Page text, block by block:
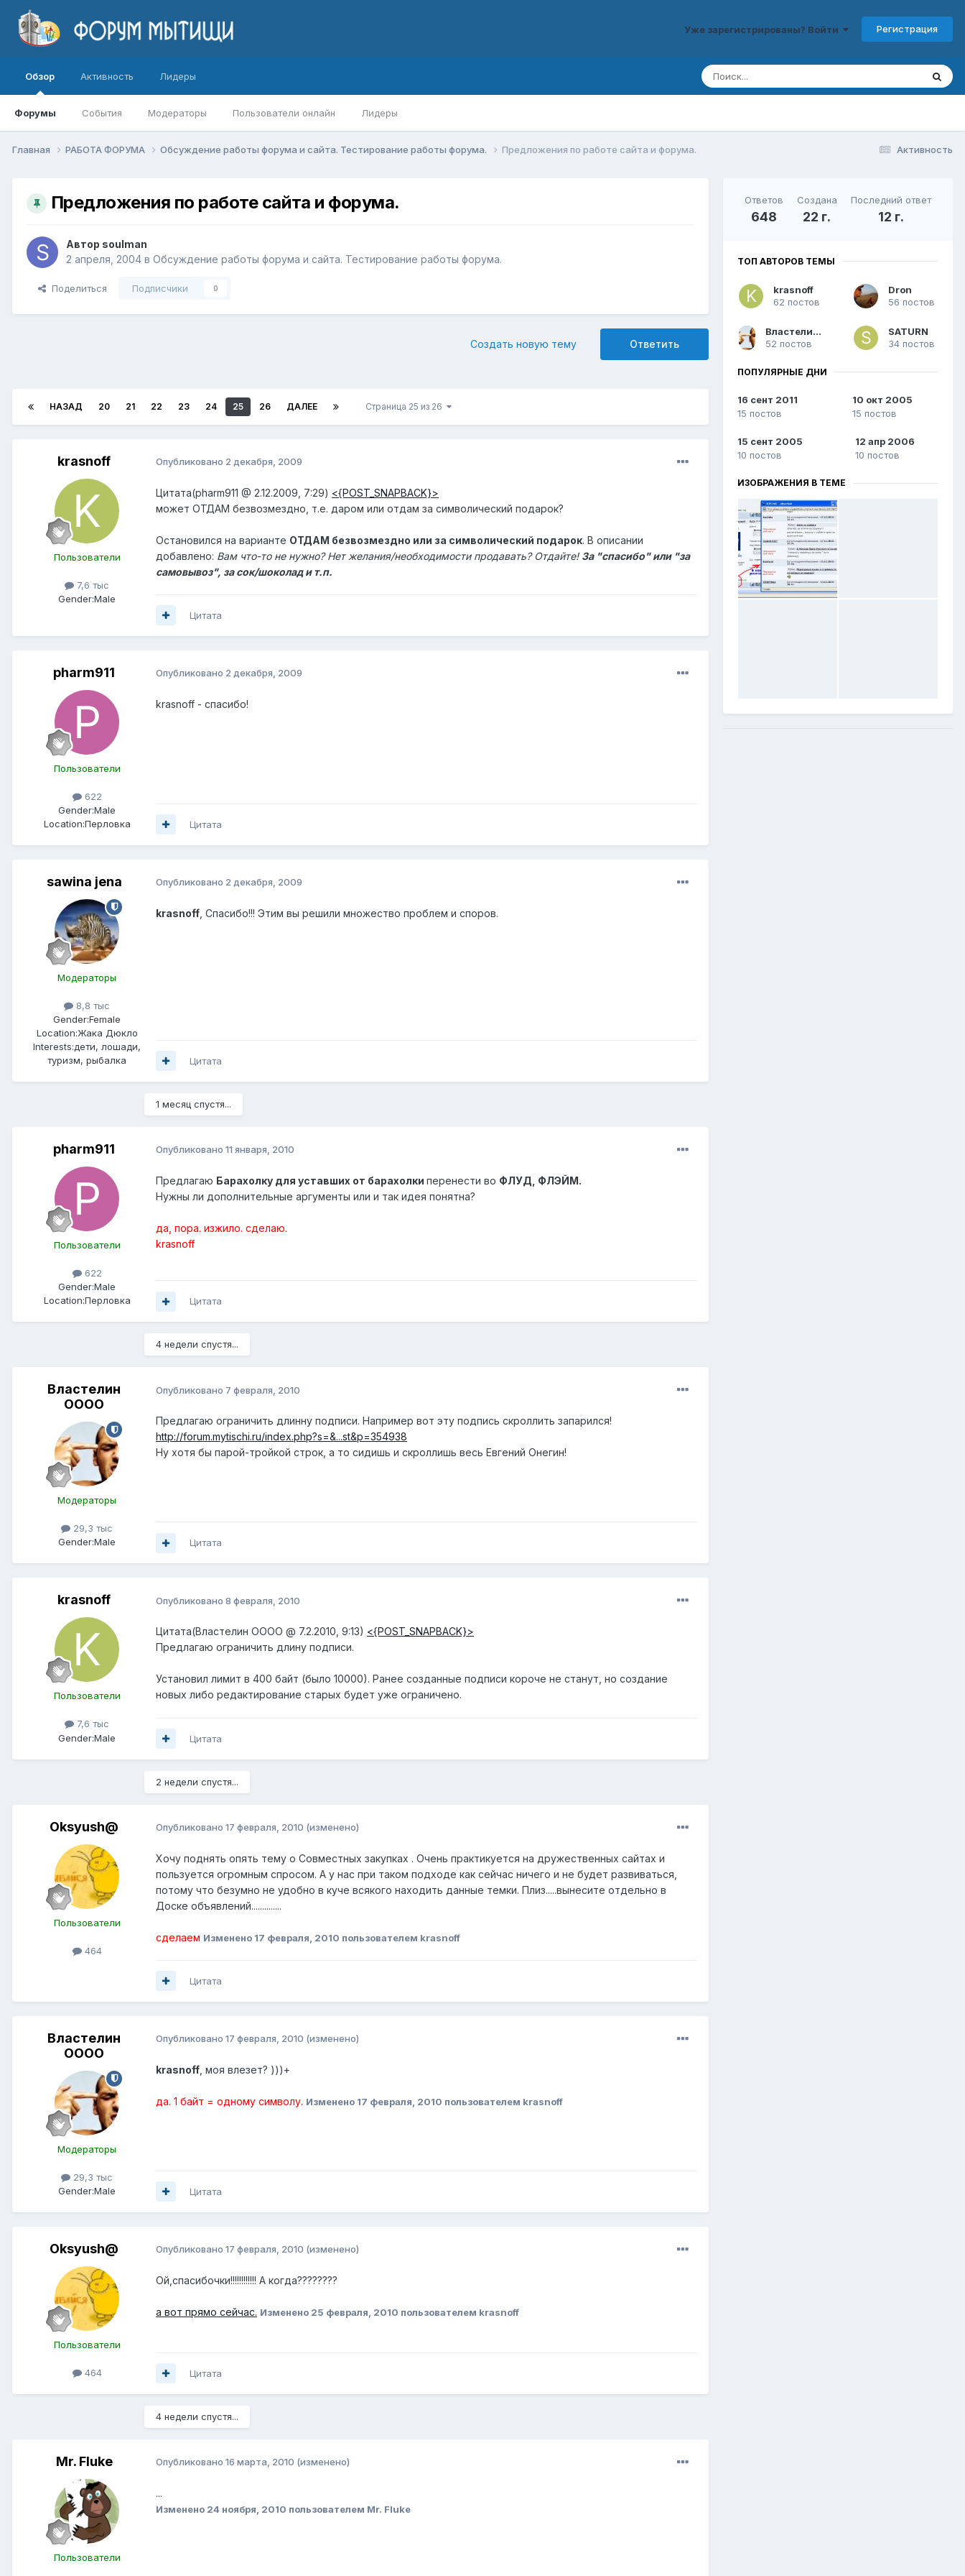
Уже зарегистрированы? Войти Регистрация
Обзор
Форумы События Модераторы Пользователи онлайн Лидеры
Активность Лидеры
Активность
Главная РАБОТА ФОРУМА Обсуждение работы форума и сайта. Тестирование работы форума. Предложения по работе сайта и форума.
Предложения по работе сайта и форума.
Автор soulman
2 апреля, 2004 в Обсуждение работы форума и сайта. Тестирование работы форума.
Поделиться Подписчики 0
Ответить
Создать новую тему
НАЗАД 20 21 22 23 24 25 26 ДАЛЕЕ Страница 25 из 26
krasnoff
Пользователи
7,6 тыс
Gender:Male
Опубликовано 2 декабря, 2009
Цитата(pharm911 @ 2.12.2009, 7:29) <{POST_SNAPBACK}>
может ОТДАМ безвозмездно, т.е. даром или отдам за символический подарок?
Остановился на варианте ОТДАМ безвозмездно или за символический подарок. В описании
добавлено: Вам что-то не нужно? Нет желания/необходимости продавать? Отдайте! За "спасибо" или "за
самовывоз", за сок/шоколад и т.п.
Цитата
pharm911
Пользователи
622
Gender:Male
Location:Перловка
Опубликовано 2 декабря, 2009
krasnoff - спасибо!
Цитата
sawina jena
Модераторы
8,8 тыс
Gender:Female
Location:Жака Дюкло
Interests:дети, лошади,
туризм, рыбалка
Опубликовано 2 декабря, 2009
krasnoff , Спасибо!!! Этим вы решили множество проблем и споров.
Цитата
1 месяц спустя...
pharm911
Пользователи
622
Gender:Male
Location:Перловка
Опубликовано 11 января, 2010
Предлагаю Барахолку для уставших от барахолки перенести во ФЛУД, ФЛЭЙМ.
Нужны ли дополнительные аргументы или и так идея понятна?
да, пора. изжило. сделаю.
krasnoff
Цитата
4 недели спустя...
Властелин
ОООО
Модераторы
29,3 тыс
Gender:Male
Опубликовано 7 февраля, 2010
Предлагаю ограничить длинну подписи. Например вот эту подпись скроллить запарился!
http://forum.mytischi.ru/index.php?s=&...st&p=354938
Ну хотя бы парой-тройкой строк, а то сидишь и скроллишь весь Евгений Онегин!
Цитата
krasnoff
Пользователи
7,6 тыс
Gender:Male
Опубликовано 8 февраля, 2010
Цитата(Властелин ОООО @ 7.2.2010, 9:13) <{POST_SNAPBACK}>
Предлагаю ограничить длину подписи.
Установил лимит в 400 байт (было 10000). Ранее созданные подписи короче не станут, но создание
новых либо редактирование старых будет уже ограничено.
Цитата
2 недели спустя...
Oksyush@
Пользователи
464
Опубликовано 17 февраля, 2010 (изменено)
Хочу поднять опять тему о Совместных закупках . Очень практикуется на дружественных сайтах и
пользуется огромным спросом. А у нас при таком подходе как сейчас ничего и не будет развиваться,
потому что безумно не удобно в куче всякого находить данные темки. Плиз.....вынесите отдельно в
Доске объявлений..............
сделаем Изменено 17 февраля, 2010 пользователем krasnoff
Цитата
Властелин
ОООО
Модераторы
29,3 тыс
Gender:Male
Опубликовано 17 февраля, 2010 (изменено)
krasnoff , моя влезет? )))+
да. 1 байт = одному символу. Изменено 17 февраля, 2010 пользователем krasnoff
Цитата
Oksyush@
Пользователи
464
Опубликовано 17 февраля, 2010 (изменено)
Ой,спасибочки!!!!!!!!!!!! А когда????????
а вот прямо сейчас. Изменено 25 февраля, 2010 пользователем krasnoff
Цитата
4 недели спустя...
Mr. Fluke
Пользователи
Опубликовано 16 марта, 2010 (изменено)
...
Изменено 24 ноября, 2010 пользователем Mr. Fluke
Ответов
648
Создана
22 г.
Последний ответ
12 г.
ТОП АВТОРОВ ТЕМЫ
krasnoff
62 постов
Dron
56 постов
Властелин ОООО
52 постов
SATURN
34 постов
ПОПУЛЯРНЫЕ ДНИ
16 сент 2011
15 постов
10 окт 2005
15 постов
15 сент 2005
10 постов
12 апр 2006
10 постов
ИЗОБРАЖЕНИЯ В ТЕМЕ